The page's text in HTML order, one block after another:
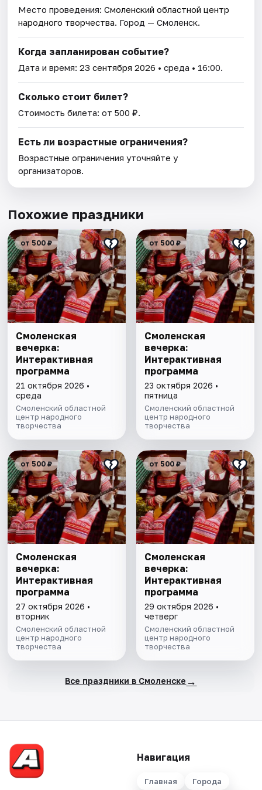
Место проведения:Смоленский областной центр
народного творчества. Город — Смоленск.
Когда запланирован событие?
Дата и время:23 сентября 2026 • среда • 16:00.
Сколько стоит билет?
Стоимость билета: от 500 ₽.
Есть ли возрастные ограничения?
Возрастные ограничения уточняйте у
организаторов.
Похожие праздники
от 500 ₽
Смоленская
вечерка:
Интерактивная
программа
21 октября 2026 •
среда
Смоленский областной
центр народного
творчества
от 500 ₽
Смоленская
вечерка:
Интерактивная
программа
23 октября 2026 •
пятница
Смоленский областной
центр народного
творчества
от 500 ₽
Смоленская
вечерка:
Интерактивная
программа
27 октября 2026 •
вторник
Смоленский областной
центр народного
творчества
от 500 ₽
Смоленская
вечерка:
Интерактивная
программа
29 октября 2026 •
четверг
Смоленский областной
центр народного
творчества
Все праздники в Смоленске →
Навигация
Главная Города